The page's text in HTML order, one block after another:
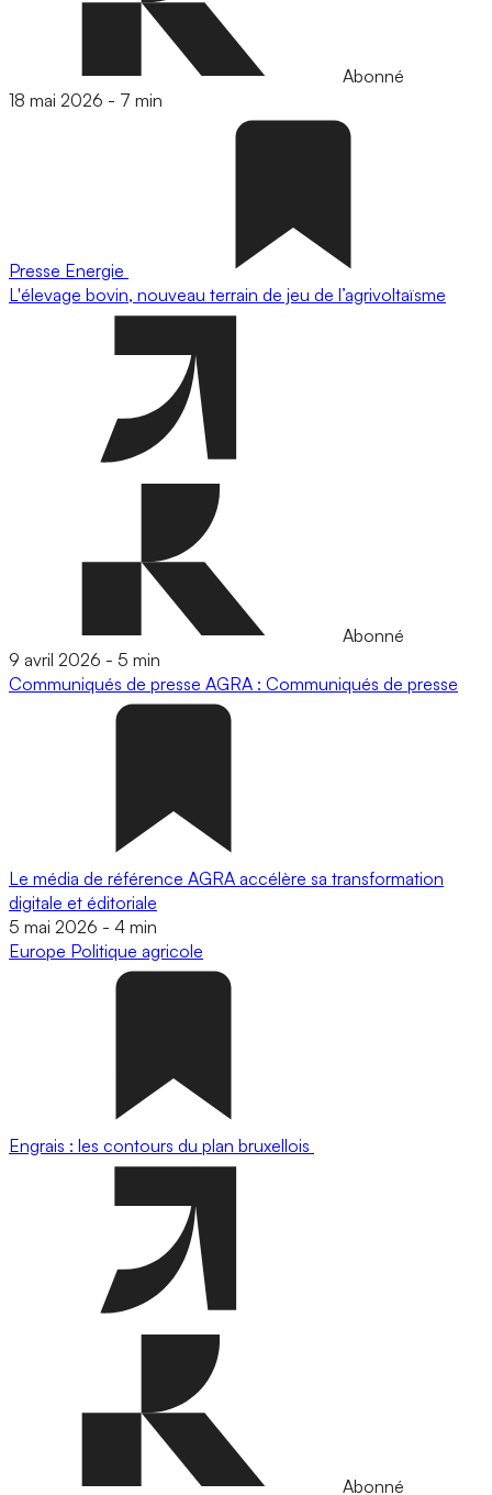
Abonné
18 mai 2026 - 7 min
Presse Energie
L'élevage bovin, nouveau terrain de jeu de l’agrivoltaïsme
Abonné
9 avril 2026 - 5 min
Communiqués de presse AGRA : Communiqués de presse
Le média de référence AGRA accélère sa transformation
digitale et éditoriale
5 mai 2026 - 4 min
Europe Politique agricole
Engrais : les contours du plan bruxellois
Abonné